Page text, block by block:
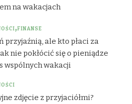
na wakacjach
FINANSE
przyjaźnią, ale kto płaci za
nie pokłócić się o pieniądze
wspólnych wakacji
zdjęcie z przyjaciółmi?